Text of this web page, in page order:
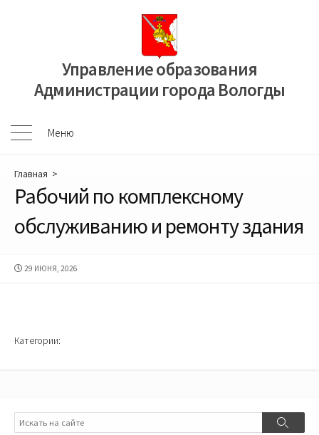
Управление образования
Администрации города Вологды
Меню
Меню
Главная >
Рабочий по комплексному
обслуживанию и ремонту здания
ДАТА
29 ИЮНЯ, 2026
Категории:
Поиск
Поиск